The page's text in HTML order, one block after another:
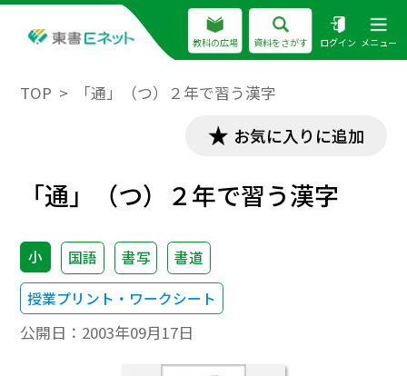
教科の広場 資料をさがす ログイン メニュー
TOP 「通」（つ）２年で習う漢字
お気に入りに追加
「通」（つ）２年で習う漢字
小 国語 書写
書道
授業プリント・ワークシート
公開日： 2003年09月17日